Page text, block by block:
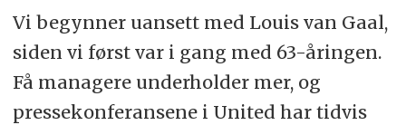
Vi begynner uansett med Louis van Gaal,
siden vi først var i gang med 63-åringen.
Få managere underholder mer, og
pressekonferansene i United har tidvis